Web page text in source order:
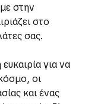
στην
στο
σας.
για να
οι
και ένας